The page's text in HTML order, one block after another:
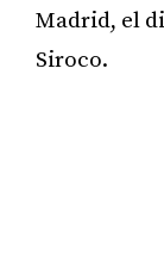
Madrid, el
Siroco.